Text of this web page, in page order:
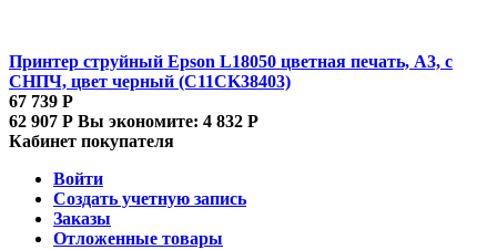
Принтер струйный Epson L18050 цветная печать, A3, с
СНПЧ, цвет черный (C11CK38403)
67 739 Р
62 907 Р Вы экономите: 4 832 Р
Кабинет покупателя
Войти
Создать учетную запись
Заказы
Отложенные товары